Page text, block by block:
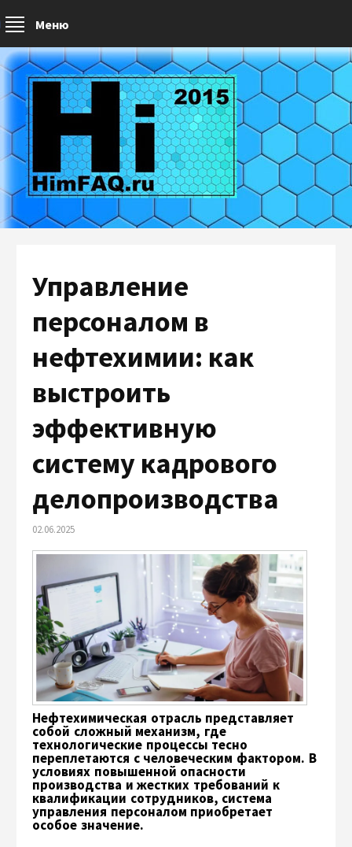
Меню
Управление
персоналом в
нефтехимии: как
выстроить
эффективную
систему кадрового
делопроизводства
02.06.2025
Нефтехимическая отрасль представляет
собой сложный механизм, где
технологические процессы тесно
переплетаются с человеческим фактором. В
условиях повышенной опасности
производства и жестких требований к
квалификации сотрудников, система
управления персоналом приобретает
особое значение.